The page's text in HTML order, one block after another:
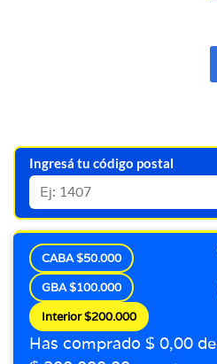
Ingresá tu código postal
CABA $50.000
GBA $100.000
Interior $200.000
Has comprado $ 0,00 de